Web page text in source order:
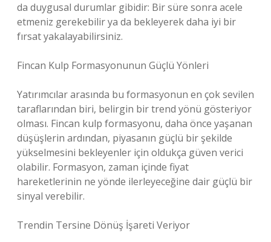
da duygusal durumlar gibidir: Bir süre sonra acele
etmeniz gerekebilir ya da bekleyerek daha iyi bir
fırsat yakalayabilirsiniz.
Fincan Kulp Formasyonunun Güçlü Yönleri
Yatırımcılar arasında bu formasyonun en çok sevilen
taraflarından biri, belirgin bir trend yönü gösteriyor
olması. Fincan kulp formasyonu, daha önce yaşanan
düşüşlerin ardından, piyasanın güçlü bir şekilde
yükselmesini bekleyenler için oldukça güven verici
olabilir. Formasyon, zaman içinde fiyat
hareketlerinin ne yönde ilerleyeceğine dair güçlü bir
sinyal verebilir.
Trendin Tersine Dönüş İşareti Veriyor